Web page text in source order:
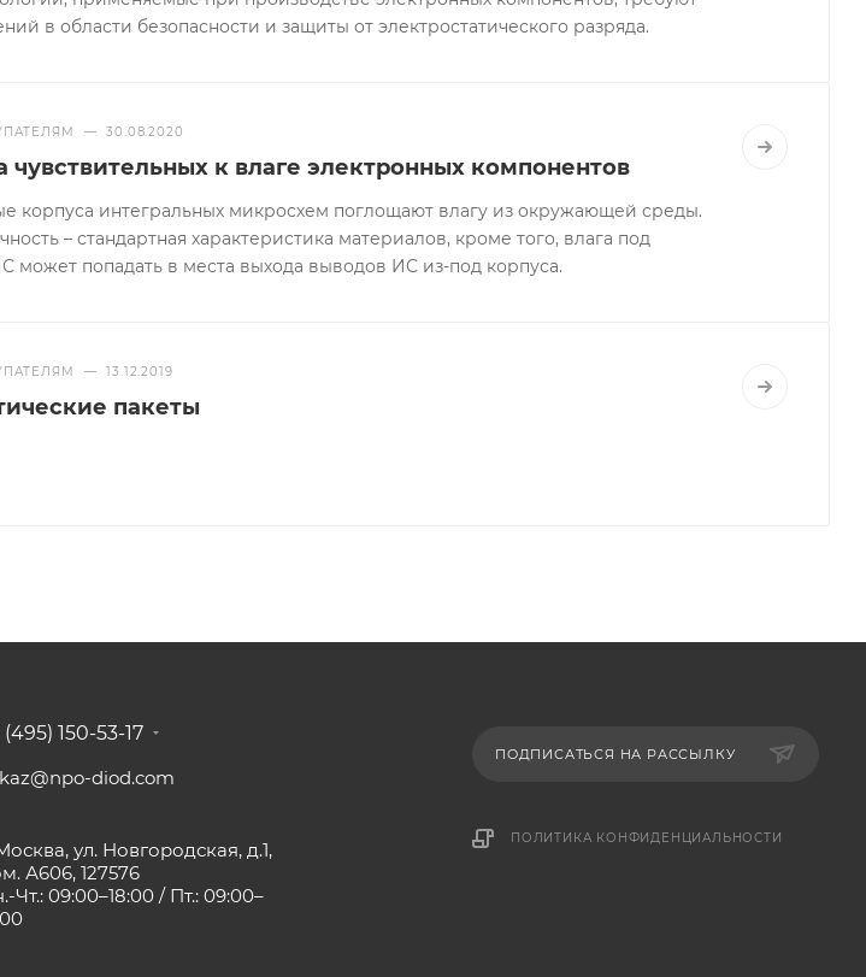
в области безопасности и защиты от электростатического разряда.
— 30.08.2020
чувствительных к влаге электронных компонентов
корпуса интегральных микросхем поглощают влагу из окружающей среды.
– стандартная характеристика материалов, кроме того, влага под
может попадать в места выхода выводов ИС из-под корпуса.
— 13.12.2019
пакеты
(495) 150-53-17
diod.com
ул. Новгородская, д.1,
А606, 127576
Чт.: 09:00–18:00 / Пт.: 09:00–
ПОДПИСАТЬСЯ НА РАССЫЛКУ
ПОЛИТИКА КОНФИДЕНЦИАЛЬНОСТИ